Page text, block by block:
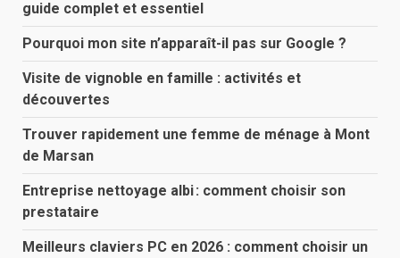
guide complet et essentiel
Pourquoi mon site n’apparaît-il pas sur Google ?
Visite de vignoble en famille : activités et
découvertes
Trouver rapidement une femme de ménage à Mont
de Marsan
Entreprise nettoyage albi : comment choisir son
prestataire
Meilleurs claviers PC en 2026 : comment choisir un